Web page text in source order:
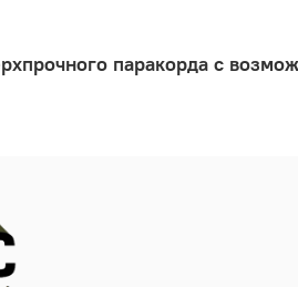
паракорда с